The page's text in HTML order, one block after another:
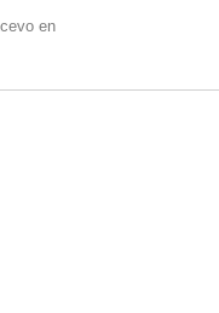
en